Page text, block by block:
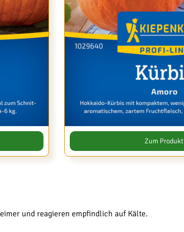
Zum Produkt
und reagieren empfindlich auf Kälte.